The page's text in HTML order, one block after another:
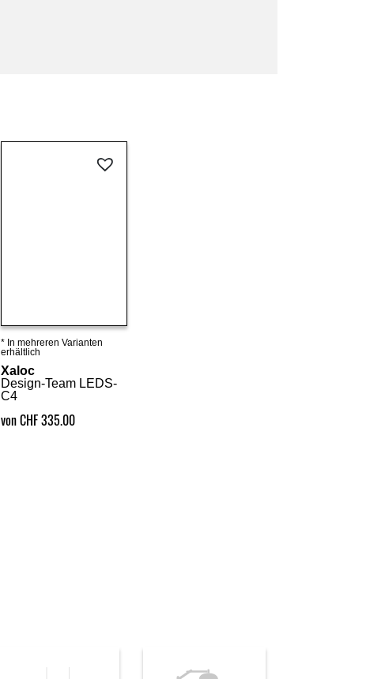
Details ansehen
* In mehreren Varianten
erhältlich
Xaloc
Design-Team LEDS-
C4
von CHF 335.00